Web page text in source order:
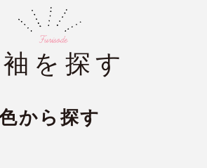
を探す
から探す